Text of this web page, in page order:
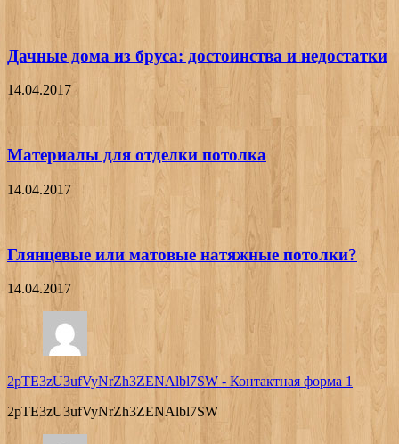
Дачные дома из бруса: достоинства и недостатки
14.04.2017
Материалы для отделки потолка
14.04.2017
Глянцевые или матовые натяжные потолки?
14.04.2017
2pTE3zU3ufVyNrZh3ZENAlbl7SW - Контактная форма 1
2pTE3zU3ufVyNrZh3ZENAlbl7SW